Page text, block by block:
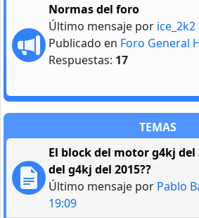
Normas del foro
Último mensaje por ice_2k2
Publicado en Foro General
Respuestas: 17
TEMAS
El block del motor g4kj del
del g4kj del 2015??
Último mensaje por Pablo
19:09